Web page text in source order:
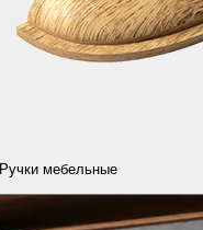
Ручки мебельные